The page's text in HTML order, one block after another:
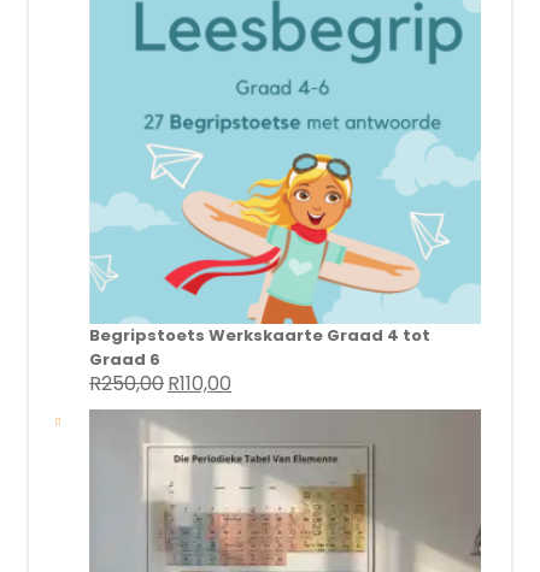
Begripstoets Werkskaarte Graad 4 tot
Graad 6
R250,00 Original
price
was:
R250,00.
R110,00
price
R110,00.